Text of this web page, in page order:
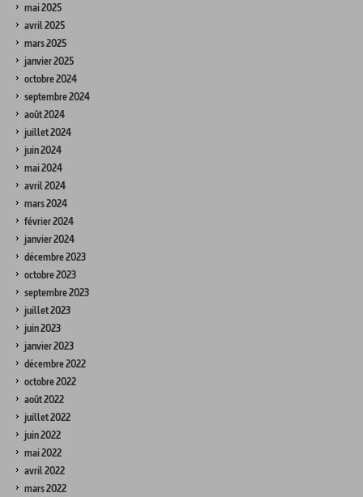
mai 2025
avril 2025
mars 2025
janvier 2025
octobre 2024
septembre 2024
août 2024
juillet 2024
juin 2024
mai 2024
avril 2024
mars 2024
février 2024
janvier 2024
décembre 2023
octobre 2023
septembre 2023
juillet 2023
juin 2023
janvier 2023
décembre 2022
octobre 2022
août 2022
juillet 2022
juin 2022
mai 2022
avril 2022
mars 2022